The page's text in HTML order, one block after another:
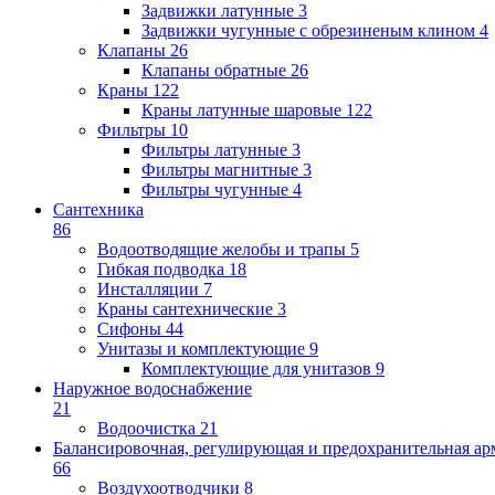
Задвижки латунные 3
Задвижки чугунные с обрезиненым клином 4
Клапаны 26
Клапаны обратные 26
Краны 122
Краны латунные шаровые 122
Фильтры 10
Фильтры латунные 3
Фильтры магнитные 3
Фильтры чугунные 4
Сантехника
86
Водоотводящие желобы и трапы 5
Гибкая подводка 18
Инсталляции 7
Краны сантехнические 3
Сифоны 44
Унитазы и комплектующие 9
Комплектующие для унитазов 9
Наружное водоснабжение
21
Водоочистка 21
Балансировочная, регулирующая и предохранительная
66
Воздухоотводчики 8